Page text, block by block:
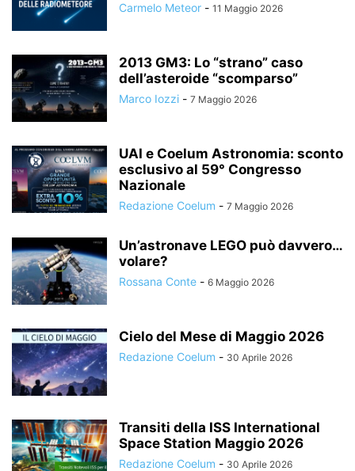
Carmelo Meteor - 11 Maggio 2026
2013 GM3: Lo “strano” caso
dell’asteroide “scomparso”
Marco Iozzi - 7 Maggio 2026
UAI e Coelum Astronomia: sconto
esclusivo al 59° Congresso
Nazionale
Redazione Coelum - 7 Maggio 2026
Un’astronave LEGO può davvero…
volare?
Rossana Conte - 6 Maggio 2026
Cielo del Mese di Maggio 2026
Redazione Coelum - 30 Aprile 2026
Transiti della ISS International
Space Station Maggio 2026
Redazione Coelum - 30 Aprile 2026